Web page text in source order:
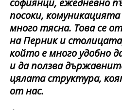
софиянци, ежедневно
посоки,
много тясна. Това се
на Перник и
който е много удобно
и да ползва
цялата структура,
от нас.